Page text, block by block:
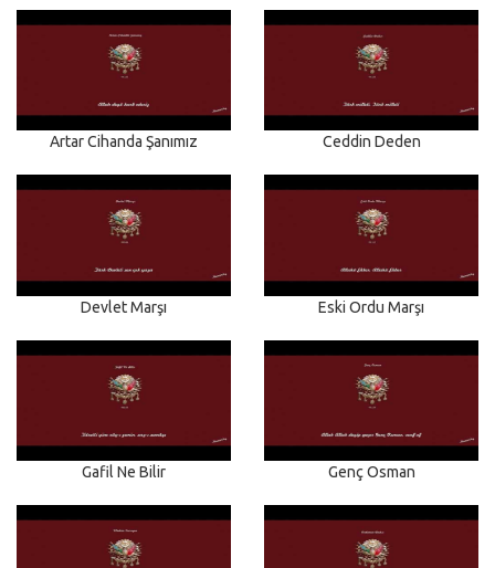
Artar Cihanda Şanımız Ceddin Deden
Devlet Marşı Eski Ordu Marşı
Gafil Ne Bilir Genç Osman